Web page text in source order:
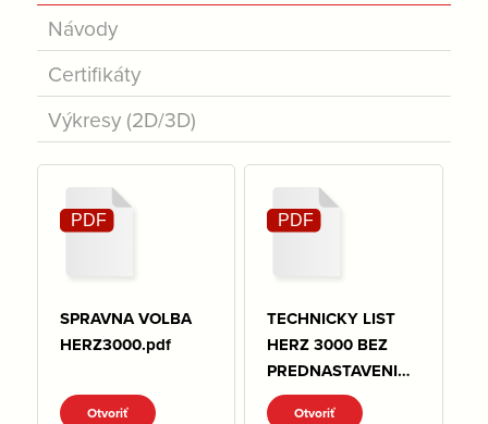
Návody
Certifikáty
Výkresy (2D/3D)
SPRAVNA VOLBA
HERZ3000.pdf
Otvoriť
TECHNICKY LIST
HERZ 3000 BEZ
PREDNASTAVENIA.
pdf
Otvoriť